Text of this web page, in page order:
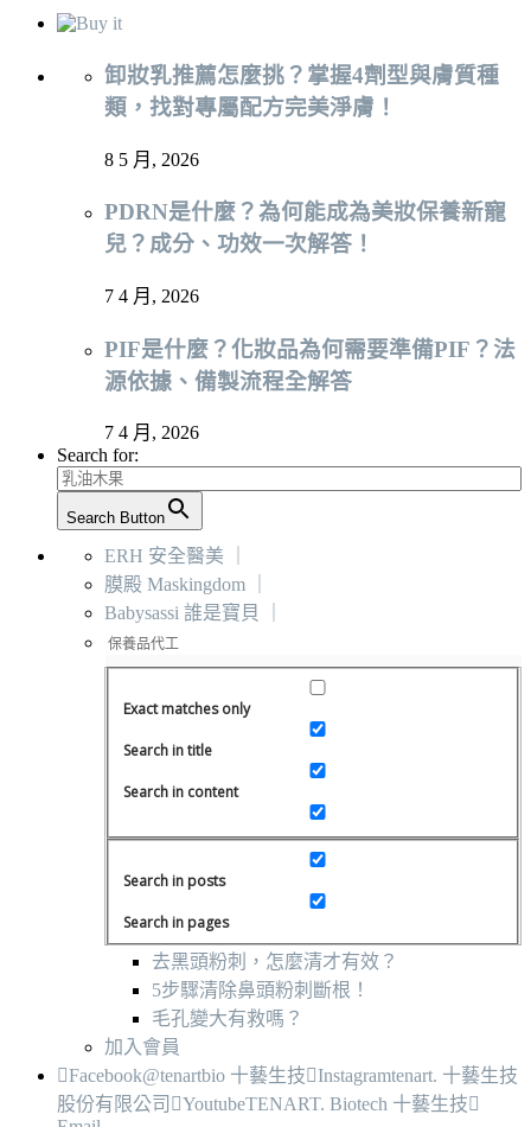
卸妝乳推薦怎麼挑？掌握4劑型與膚質種
類，找對專屬配方完美淨膚！
8 5 月, 2026
PDRN是什麼？為何能成為美妝保養新寵
兒？成分、功效一次解答！
7 4 月, 2026
PIF是什麼？化妝品為何需要準備PIF？法
源依據、備製流程全解答
7 4 月, 2026
Search for:
Search Button
ERH 安全醫美 ｜
膜殿 Maskingdom ｜
Babysassi 誰是寶貝 ｜
Exact matches only
Search in title
Search in content
Search in posts
Search in pages
去黑頭粉刺，怎麼清才有效？
5步驟清除鼻頭粉刺斷根！
毛孔變大有救嗎？
加入會員
Facebook@tenartbio 十藝生技 Instagramtenart. 十藝生技
股份有限公司
YoutubeTENART. Biotech 十藝生技